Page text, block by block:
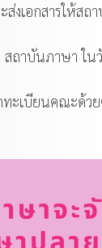
งเอกสารให้
สถาบันภาษา ใน
เบียนคณะด้ว